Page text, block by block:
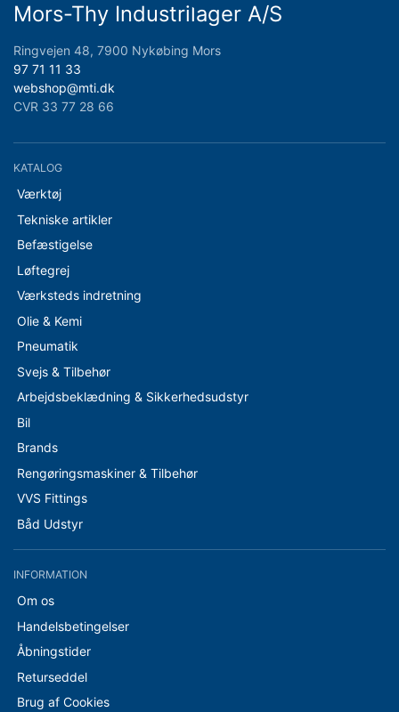
Mors-Thy Industrilager A/S
Ringvejen 48, 7900 Nykøbing Mors
97 71 11 33
webshop@mti.dk
CVR 33 77 28 66
KATALOG
Værktøj
Tekniske artikler
Befæstigelse
Løftegrej
Værksteds indretning
Olie & Kemi
Pneumatik
Svejs & Tilbehør
Arbejdsbeklædning & Sikkerhedsudstyr
Bil
Brands
Rengøringsmaskiner & Tilbehør
VVS Fittings
Båd Udstyr
INFORMATION
Om os
Handelsbetingelser
Åbningstider
Returseddel
Brug af Cookies